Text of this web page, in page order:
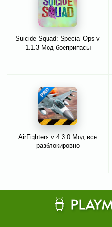
Suicide Squad: Special Ops v
1.1.3 Мод боеприпасы
AirFighters v 4.3.0 Мод все
разблокировно